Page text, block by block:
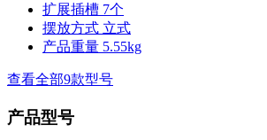
扩展插槽 7个
摆放方式 立式
产品重量 5.55kg
查看全部9款型号
产品型号